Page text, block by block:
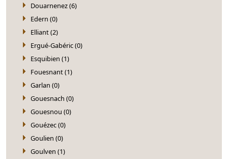
Douarnenez (6)
Edern (0)
Elliant (2)
Ergué-Gabéric (0)
Esquibien (1)
Fouesnant (1)
Garlan (0)
Gouesnach (0)
Gouesnou (0)
Gouézec (0)
Goulien (0)
Goulven (1)